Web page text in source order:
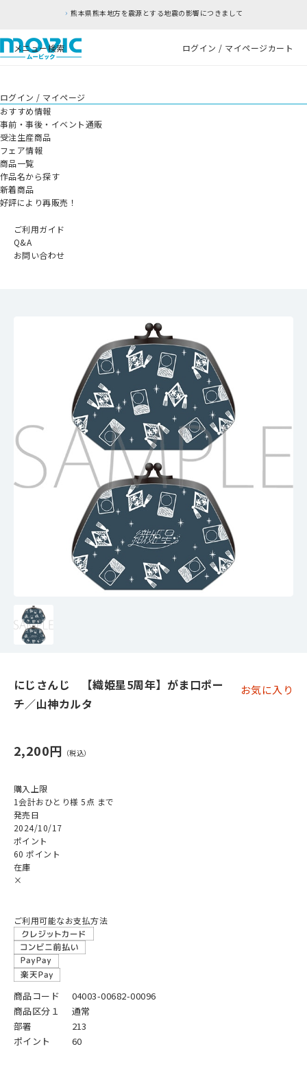
熊本県熊本地方を震源とする地震の影響につきまして
メニュー検索 ログイン / マイページカート
ログイン / マイページ
おすすめ情報
事前・事後・イベント通販
受注生産商品
フェア情報
商品一覧
作品名から探す
新着商品
好評により再販売！
ご利用ガイド
Q&A
お問い合わせ
にじさんじ 【織姫星5周年】がま口ポー
チ／山神カルタ
お気に入り
2,200円
購入上限
1会計おひとり様 5点 まで
発売日
2024/10/17
ポイント
60 ポイント
在庫
×
ご利用可能なお支払方法
商品コード
04003-00682-00096
商品区分１
通常
部署
213
ポイント
60